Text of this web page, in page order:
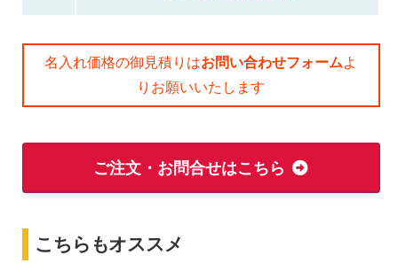
名入れ価格の御見積りはお問い合わせフォームよ
りお願いいたします
ご注文・お問合せはこちら
こちらもオススメ